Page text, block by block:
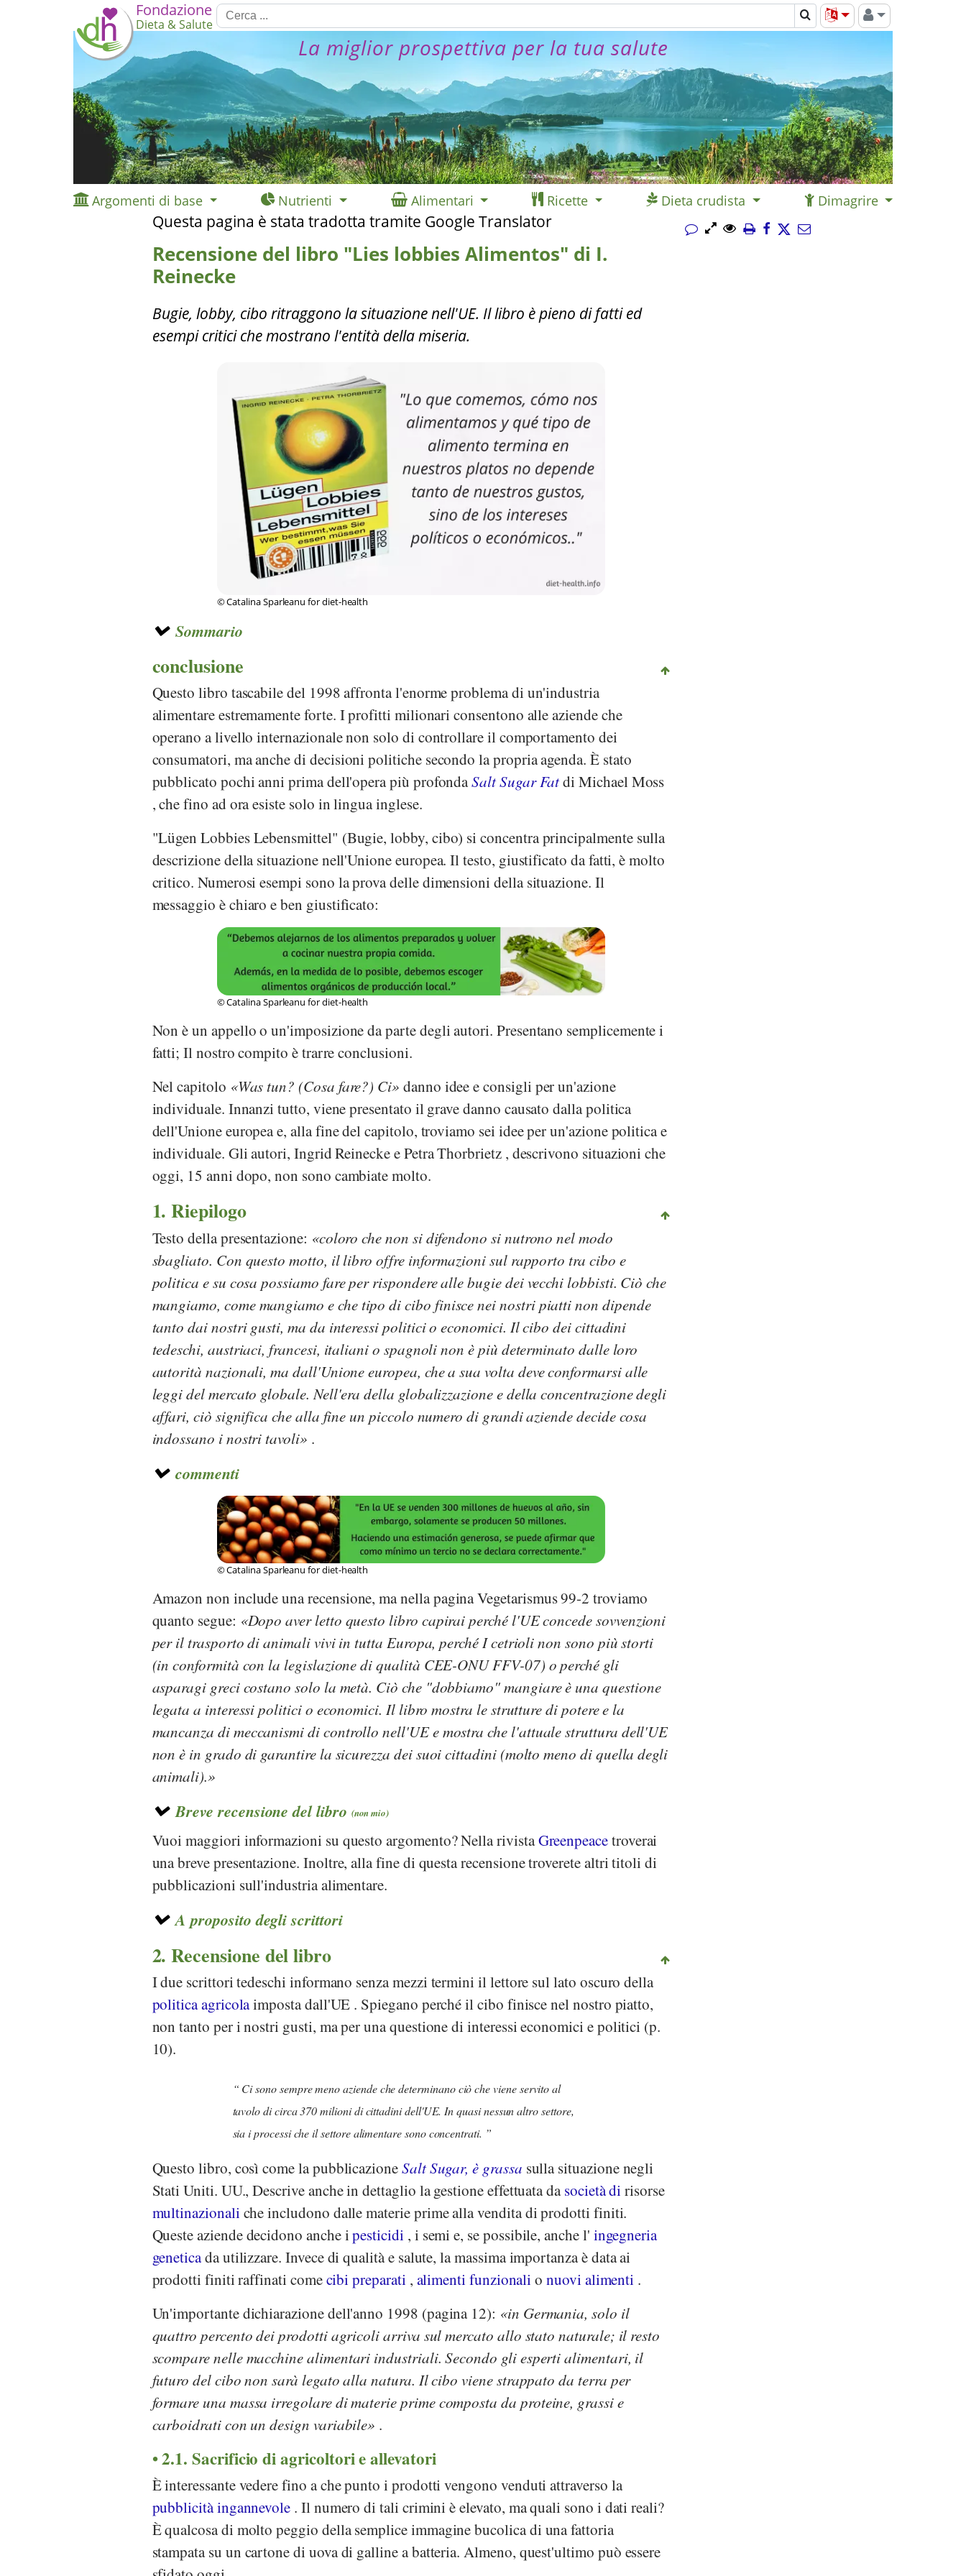
Fondazione
Dieta & Salute
La miglior prospettiva per la tua salute
Argomenti di base Nutrienti Alimentari Ricette Dieta crudista Dimagrire
Questa pagina è stata tradotta tramite Google Translator
Recensione del libro "Lies lobbies Alimentos" di I.
Reinecke
Bugie, lobby, cibo ritraggono la situazione nell'UE. Il libro è pieno di fatti ed
esempi critici che mostrano l'entità della miseria.
© Catalina Sparleanu for diet-health
Sommario
conclusione
Questo libro tascabile del 1998 affronta l'enorme problema di un'industria
alimentare estremamente forte. I profitti milionari consentono alle aziende che
operano a livello internazionale non solo di controllare il comportamento dei
consumatori, ma anche di decisioni politiche secondo la propria agenda. È stato
pubblicato pochi anni prima dell'opera più profondaSalt Sugar FatdiMichael Moss
, che fino ad ora esiste solo in lingua inglese.
"Lügen Lobbies Lebensmittel" (Bugie, lobby, cibo) si concentra principalmente sulla
descrizione della situazione nell'Unione europea. Il testo, giustificato da fatti, è molto
critico. Numerosi esempi sono la prova delle dimensioni della situazione. Il
messaggio è chiaro e ben giustificato:
© Catalina Sparleanu for diet-health
Non è un appello o un'imposizione da parte degli autori. Presentano semplicemente i
fatti; Il nostro compito è trarre conclusioni.
Nel capitolo Was tun? (Cosa fare?) Ci danno idee e consigli per un'azione
individuale. Innanzi tutto, viene presentato il grave danno causato dalla politica
dell'Unione europea e, alla fine del capitolo, troviamo sei idee per un'azione politica e
individuale. Gli autori, Ingrid ReineckeePetra Thorbrietz, descrivono situazioni che
oggi, 15 anni dopo, non sono cambiate molto.
1. Riepilogo
Testo della presentazione:
coloro che non si difendono si nutrono nel modo
sbagliato. Con questo motto, il libro offre informazioni sul rapporto tra cibo e
politica e su cosa possiamo fare per rispondere alle bugie dei vecchi lobbisti. Ciò che
mangiamo, come mangiamo e che tipo di cibo finisce nei nostri piatti non dipende
tanto dai nostri gusti, ma da interessi politici o economici. Il cibo dei cittadini
tedeschi, austriaci, francesi, italiani o spagnoli non è più determinato dalle loro
autorità nazionali, ma dall'Unione europea, che a sua volta deve conformarsi alle
leggi del mercato globale. Nell'era della globalizzazione e della concentrazione degli
affari, ciò significa che alla fine un piccolo numero di grandi aziende decide cosa
indossano i nostri tavoli
.
commenti
© Catalina Sparleanu for diet-health
Amazon non include una recensione, ma nella pagina Vegetarismus 99-2 troviamo
quanto segue:
Dopo aver letto questo libro capirai perché l'UE concede sovvenzioni
per il trasporto di animali vivi in tutta Europa, perché I cetrioli non sono più storti
(in conformità con la legislazione di qualità CEE-ONU FFV-07) o perché gli
asparagi greci costano solo la metà. Ciò che "dobbiamo" mangiare è una questione
legata a interessi politici o economici. Il libro mostra le strutture di potere e la
mancanza di meccanismi di controllo nell'UE e mostra che l'attuale struttura dell'UE
non è in grado di garantire la sicurezza dei suoi cittadini (molto meno di quella degli
animali).
Breve recensione del libro (non mio)
Vuoi maggiori informazioni su questo argomento? Nella rivistaGreenpeacetroverai
una breve presentazione. Inoltre, alla fine di questa recensione troverete altri titoli di
pubblicazioni sull'industria alimentare.
A proposito degli scrittori
2. Recensione del libro
I due scrittori tedeschi informano senza mezzi termini il lettore sul lato oscuro della
politica agricolaimpostadall'UE . Spiegano perché il cibo finisce nel nostro piatto,
non tanto per i nostri gusti, ma per una questione di interessi economici e politici (p.
10).
Ci sono sempre meno aziende che determinano ciò che viene servito al
tavolo di circa 370 milioni di cittadini dell'UE. In quasi nessun altro settore,
sia i processi che il settore alimentare sono concentrati.
Questo libro, così come la pubblicazioneSalt Sugar, è grassa sulla situazione negli
Stati Uniti. UU., Descrive anche in dettaglio la gestione effettuata dasocietà dirisorse
multinazionaliche includono dalle materie prime alla vendita di prodotti finiti.
Queste aziende decidono anche ipesticidi, i semi e, se possibile, anche l' ingegneria
geneticada utilizzare. Invece di qualità e salute, la massima importanza è data ai
prodotti finiti raffinati comecibi preparati, alimentifunzionalionuovi alimenti .
Un'importante dichiarazione dell'anno 1998 (pagina 12):
in Germania, solo il
quattro percento dei prodotti agricoli arriva sul mercato allo stato naturale; il resto
scompare nelle macchine alimentari industriali. Secondo gli esperti alimentari, il
futuro del cibo non sarà legato alla natura. Il cibo viene strappato da terra per
formare una massa irregolare di materie prime composta da proteine, grassi e
carboidrati con un design variabile .
2.1. Sacrificio di agricoltori e allevatori
È interessante vedere fino a che punto i prodotti vengono venduti attraverso la
pubblicità ingannevole . Il numero di tali crimini è elevato, ma quali sono i dati reali?
È qualcosa di molto peggio della semplice immagine bucolica di una fattoria
stampata su un cartone di uova di galline a batteria. Almeno, quest'ultimo può essere